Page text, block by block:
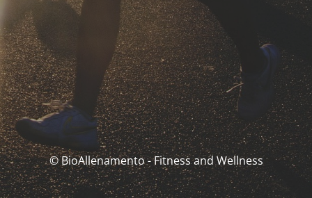
© BioAllenamento - Fitness and Wellness